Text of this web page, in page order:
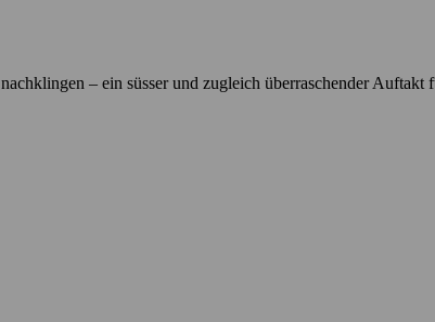
– ein süsser und zugleich überraschender Auftakt